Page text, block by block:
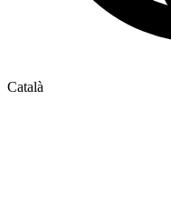
Català